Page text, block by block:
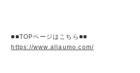
■■TOPページはこちら■■
https://www.allaumo.com/